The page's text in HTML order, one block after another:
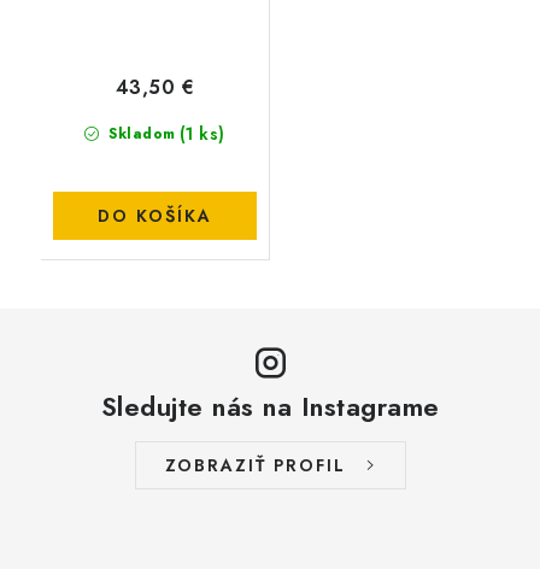
Skladom (1 ks)
43,50 €
DO KOŠÍKA
Sledujte nás na Instagrame
ZOBRAZIŤ PROFIL